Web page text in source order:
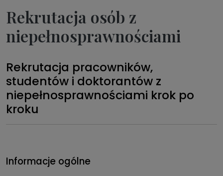
Rekrutacja osób z
niepełnosprawnościami
Rekrutacja pracowników,
studentów i doktorantów z
niepełnosprawnościami krok po
kroku
Informacje ogólne